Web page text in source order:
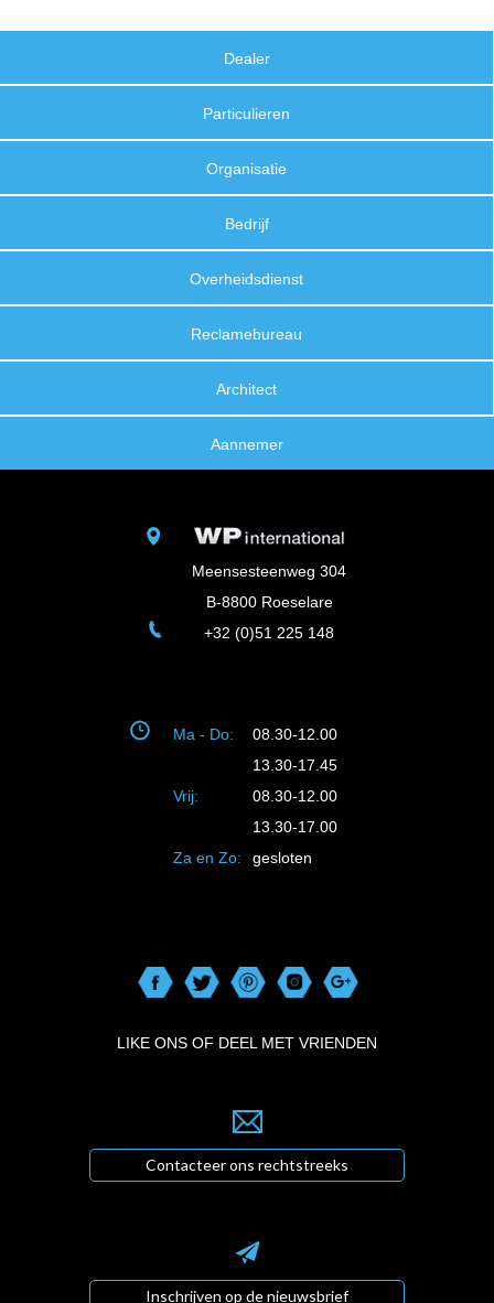
Dealer
Particulieren
Organisatie
Bedrijf
Overheidsdienst
Reclamebureau
Architect
Aannemer
Meensesteenweg 304
B-8800 Roeselare
+32 (0)51 225 148
Ma - Do:
08.30-12.00
13.30-17.45
Vrij:
08.30-12.00
13.30-17.00
Za en Zo:
gesloten
LIKE ONS OF DEEL MET VRIENDEN
Contacteer ons rechtstreeks
Inschrijven op de nieuwsbrief